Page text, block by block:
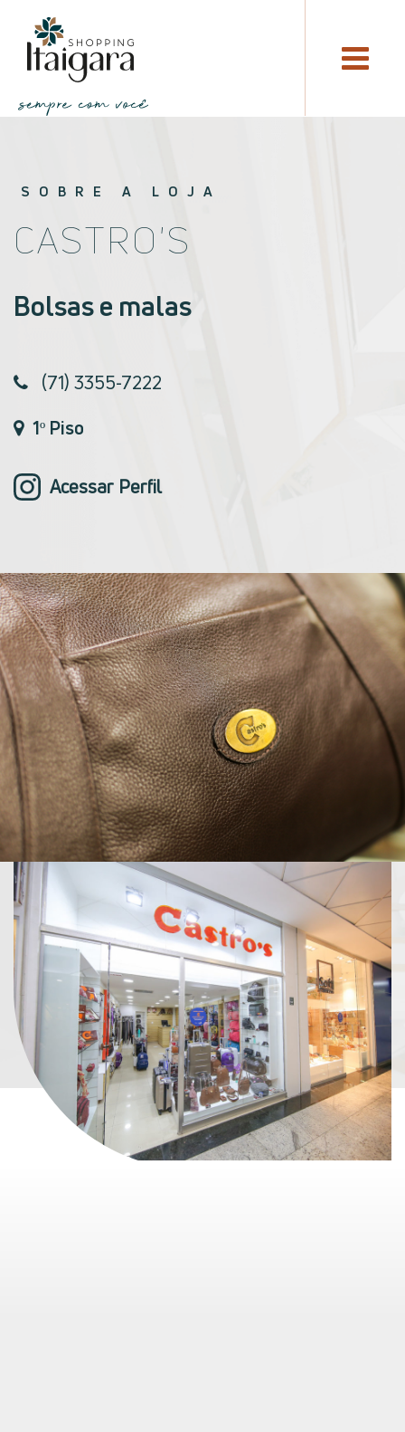
SOBRE A LOJA
CASTRO'S
Bolsas e malas
(71) 3355-7222
1º Piso
Acessar Perfil